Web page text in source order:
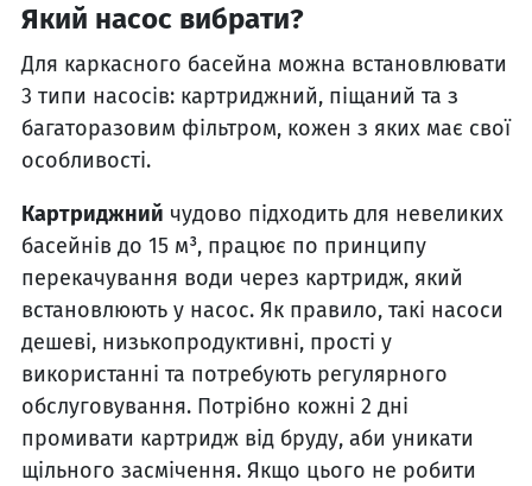
Який насос вибрати?
Для каркасного басейна можна встановлювати
3 типи насосів: картриджний, піщаний та з
багаторазовим фільтром, кожен з яких має свої
особливості.
Картриджний чудово підходить для невеликих
басейнів до 15 м³, працює по принципу
перекачування води через картридж, який
встановлюють у насос. Як правило, такі насоси
дешеві, низькопродуктивні, прості у
використанні та потребують регулярного
обслуговування. Потрібно кожні 2 дні
промивати картридж від бруду, аби уникати
щільного засмічення. Якщо цього не робити